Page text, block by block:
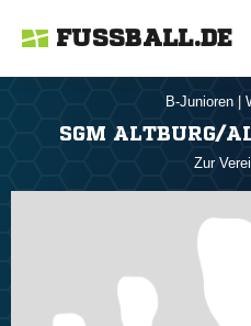
FUSSBALL.DE
B-Junioren
SGM ALTBURG/
Zur